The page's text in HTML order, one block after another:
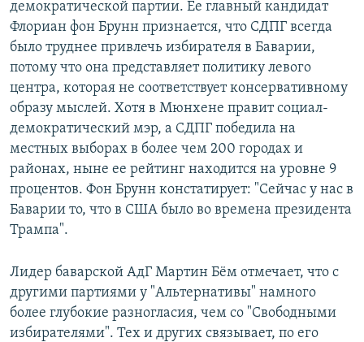
демократической партии. Ее главный кандидат
Флориан фон Брунн признается, что СДПГ всегда
было труднее привлечь избирателя в Баварии,
потому что она представляет политику левого
центра, которая не соответствует консервативному
образу мыслей. Хотя в Мюнхене правит социал-
демократический мэр, а СДПГ победила на
местных выборах в более чем 200 городах и
районах, ныне ее рейтинг находится на уровне 9
процентов. Фон Брунн констатирует: "Сейчас у нас в
Баварии то, что в США было во времена президента
Трампа".
Лидер баварской АдГ Мартин Бём отмечает, что с
другими партиями у "Альтернативы" намного
более глубокие разногласия, чем со "Свободными
избирателями". Тех и других связывает, по его